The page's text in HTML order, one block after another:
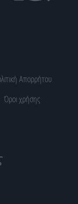
Απορρήτου
Όροι χρήσης